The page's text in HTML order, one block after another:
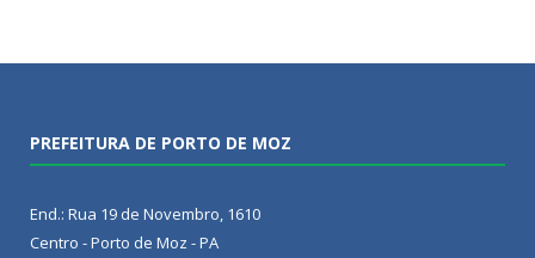
PREFEITURA DE PORTO DE MOZ
End.: Rua 19 de Novembro, 1610
Centro - Porto de Moz - PA